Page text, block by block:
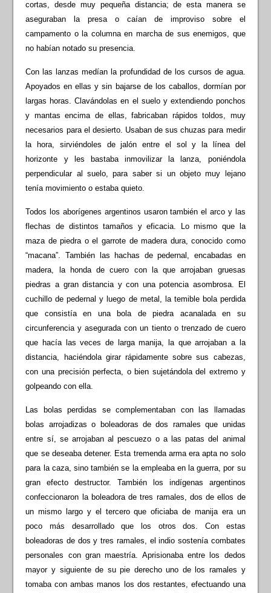
cortas, desde muy pequeña distancia; de esta manera se
aseguraban la presa o caían de improviso sobre el
campamento o la columna en marcha de sus enemigos, que
no habían notado su presencia.
Con las lanzas medían la profundidad de los cursos de agua.
Apoyados en ellas y sin bajarse de los caballos, dormían por
largas horas. Clavándolas en el suelo y extendiendo ponchos
y mantas encima de ellas, fabricaban rápidos toldos, muy
necesarios para el desierto. Usaban de sus chuzas para medir
la hora, sirviéndoles de jalón entre el sol y la línea del
horizonte y les bastaba inmovilizar la lanza, poniéndola
perpendicular al suelo, para saber si un objeto muy lejano
tenía movimiento o estaba quieto.
Todos los aborígenes argentinos usaron también el arco y las
flechas de distintos tamaños y eficacia. Lo mismo que la
maza de piedra o el garrote de madera dura, conocido como
“macana”. También las hachas de pedernal, encabadas en
madera, la honda de cuero con la que arrojaban gruesas
piedras a gran distancia y con una potencia asombrosa. El
cuchillo de pedernal y luego de metal, la temible bola perdida
que consistía en una bola de piedra acanalada en su
circunferencia y asegurada con un tiento o trenzado de cuero
que hacía las veces de larga manija, la que arrojaban a la
distancia, haciéndola girar rápidamente sobre sus cabezas,
con una precisión perfecta, o bien sujetándola del extremo y
golpeando con ella.
Las bolas perdidas se complementaban con las llamadas
bolas arrojadizas o boleadoras de dos ramales que unidas
entre sí, se arrojaban al pescuezo o a las patas del animal
que se deseaba detener. Esta tremenda arma era apta no solo
para la caza, sino también se la empleaba en la guerra, por su
gran efecto destructor. También los indígenas argentinos
confeccionaron la boleadora de tres ramales, dos de ellos de
un mismo largo y el tercero que oficiaba de manija era un
poco más desarrollado que los otros dos. Con estas
boleadoras de dos y tres ramales, el indio sostenía combates
personales con gran maestría. Aprisionaba entre los dedos
mayor y siguiente de su pie derecho uno de los ramales y
tomaba con ambas manos los dos restantes, efectuando una